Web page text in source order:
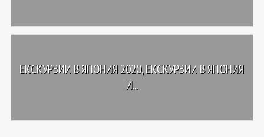
ЕКСКУРЗИИ В ЯПОНИЯ 2020, ЕКСКУРЗИИ В ЯПОНИЯ
И...